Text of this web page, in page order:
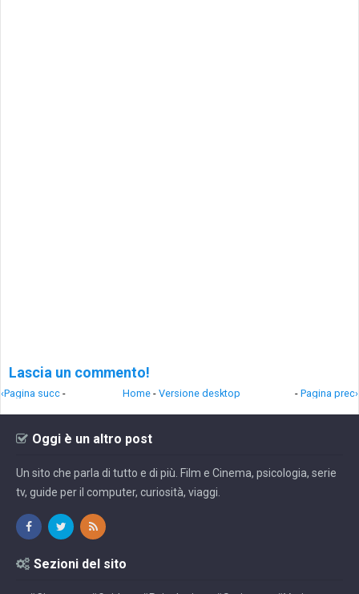
Lascia un commento!
‹Pagina succ - - Pagina prec›
Home - Versione desktop
Oggi è un altro post
Un sito che parla di tutto e di più. Film e Cinema, psicologia, serie
tv, guide per il computer, curiosità, viaggi.
Sezioni del sito